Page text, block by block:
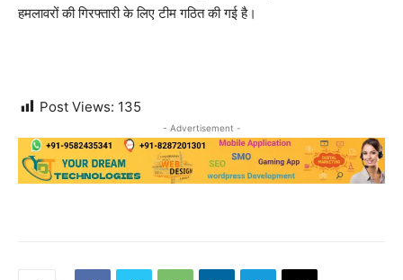
हमलावरों की गिरफ्तारी के लिए टीम गठित की गई है।
Post Views: 135
- Advertisement -